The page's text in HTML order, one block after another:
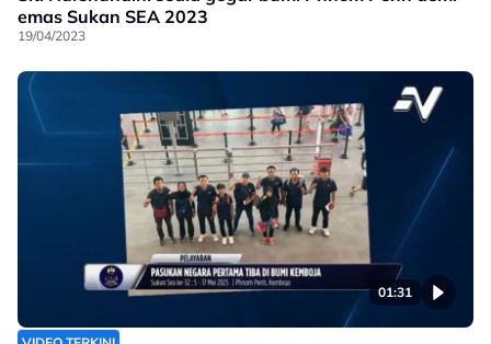
emas Sukan SEA 2023
19/04/2023
01:31